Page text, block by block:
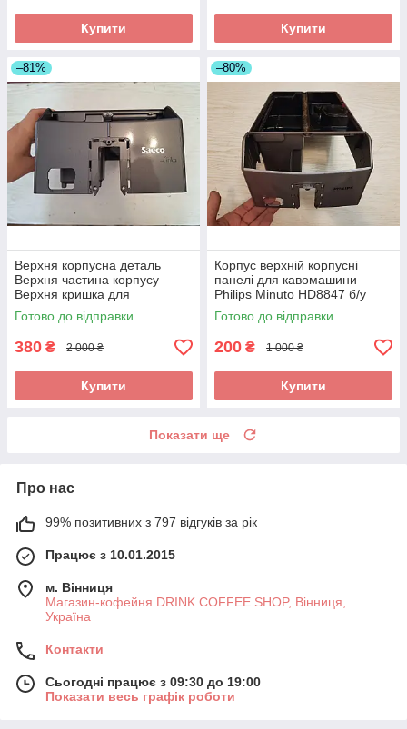
Купити Купити
–81%
Верхня корпусна деталь
Верхня частина корпусу
Верхня кришка для
кавомашини Saeco Philips
Lirika SUP041EU б/у
Готово до відправки
380 ₴ 2 000 ₴
Купити
–80%
Корпус верхній корпусні
панелі для кавомашини
Philips Minuto HD8847 б/у
Готово до відправки
200 ₴ 1 000 ₴
Купити
Показати ще
Про нас
99% позитивних з 797 відгуків за рік
Працює з 10.01.2015
м. Вінниця
Магазин-кофейня DRINK COFFEE SHOP, Вінниця,
Україна
Контакти
Сьогодні працює з 09:30 до 19:00
Показати весь графік роботи